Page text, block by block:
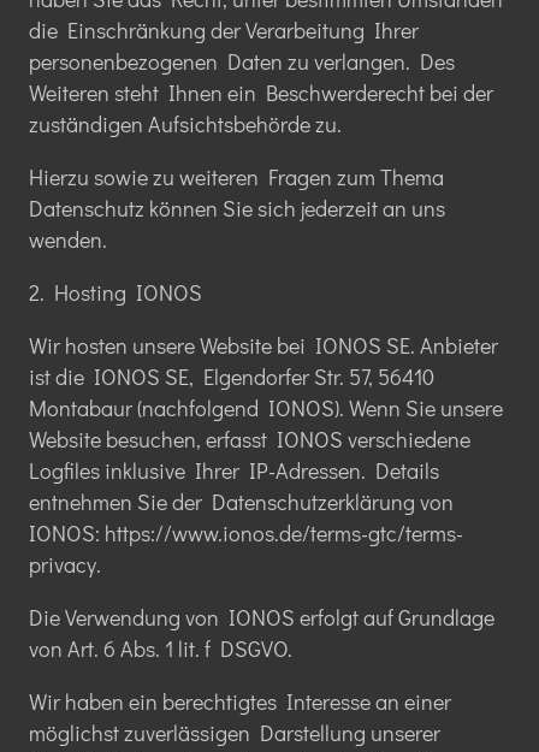
die Einschränkung der Verarbeitung Ihrer
personenbezogenen Daten zu verlangen. Des
Weiteren steht Ihnen ein Beschwerderecht bei der
zuständigen Aufsichtsbehörde zu.
Hierzu sowie zu weiteren Fragen zum Thema
Datenschutz können Sie sich jederzeit an uns
wenden.
2. Hosting IONOS
Wir hosten unsere Website bei IONOS SE. Anbieter
ist die IONOS SE, Elgendorfer Str. 57, 56410
Montabaur (nachfolgend IONOS). Wenn Sie unsere
Website besuchen, erfasst IONOS verschiedene
Logfiles inklusive Ihrer IP-Adressen. Details
entnehmen Sie der Datenschutzerklärung von
IONOS: https://www.ionos.de/terms-gtc/terms-
privacy.
Die Verwendung von IONOS erfolgt auf Grundlage
von Art. 6 Abs. 1 lit. f DSGVO.
Wir haben ein berechtigtes Interesse an einer
möglichst zuverlässigen Darstellung unserer